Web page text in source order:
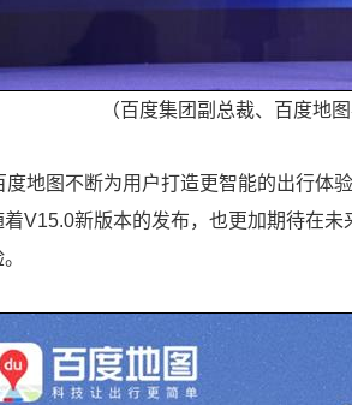
（百度集团副总裁、百度地
度地图不断为用户打造更智能的出行体
V15.0新版本的发布，也更加期待在